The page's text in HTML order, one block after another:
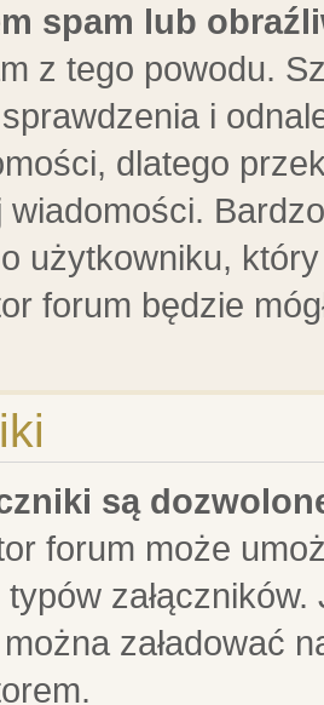
spam lub
z tego powodu.
i
dlatego
użytkowniku,
forum będzie
są
forum może
można załadować